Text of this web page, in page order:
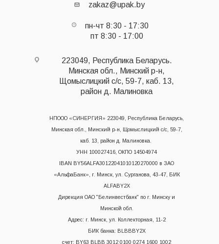
zakaz@upak.by
пн-чт 8:30 - 17:30
пт 8:30 - 17:00
223049, Республика Беларусь.
Минская обл., Минский р-н,
Щомыслицкий с/с, 59-7, каб. 13,
район д. Малиновка
НПООО «СИНЕРГИЯ» 223049, Республика Беларусь,
Минская обл., Минский р-н, Щомыслицкий с/с, 59-7,
каб. 13, район д. Малиновка.
УНН 100027416, ОКПО 14504974
IBAN BY56ALFA30122041010120270000 в ЗАО
«АльфаБанк», г. Минск, ул. Сурганова, 43-47, БИК
ALFABY2X
Дирекция ОАО "Белинвестбанк" по г. Минску и
Минской обл.
Адрес: г. Минск, ул. Коллекторная, 11-2
БИК банка: BLBBBY2X
счет: BY63 BLBB 3012 0100 0274 1600 1002